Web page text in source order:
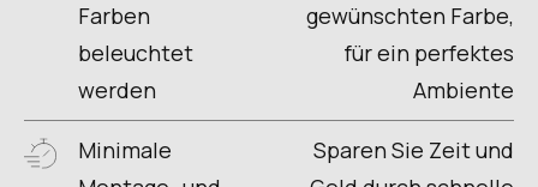
Farben
beleuchtet
werden
gewünschten Farbe,
für ein perfektes
Ambiente
Minimale
Sparen Sie Zeit und